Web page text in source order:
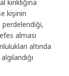
kişinin
perdelendiği,
alması
altında